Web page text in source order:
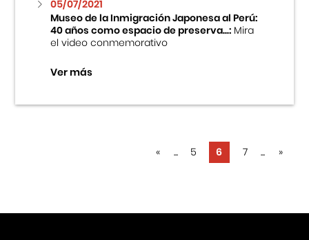
05/07/2021
Museo de la Inmigración Japonesa al Perú:
40 años como espacio de preserva...:Mira
el video conmemorativo
Ver más
« ... 5 6 7 ... »